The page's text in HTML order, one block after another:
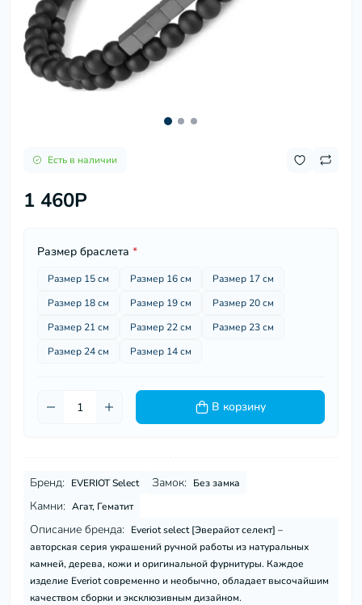
Есть в наличии
1 460P
Размер браслета *
Размер 15 см Размер 16 см
Размер 17 см
Размер 18 см
Размер 19 см
Размер 20 см
Размер 21 см
Размер 22 см
Размер 23 см
Размер 24 см
Размер 14 см
В корзину
Бренд: EVERIOT Select Замок: Без замка
Камни: Агат, Гематит
Описание бренда:
Everiot select [Эверайот селект] –
авторская серия украшений ручной работы из натуральных
камней, дерева, кожи и оригинальной фурнитуры. Каждое
изделие Everiot современно и необычно, обладает высочайшим
качеством сборки и эксклюзивным дизайном.